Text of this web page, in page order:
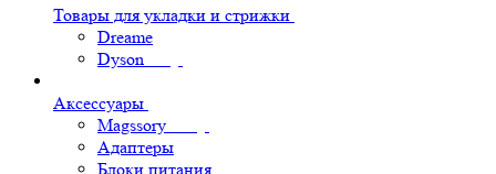
Товары для укладки и стрижки
Dreame
Dyson
Аксессуары
Magssory
Адаптеры
Блоки питания